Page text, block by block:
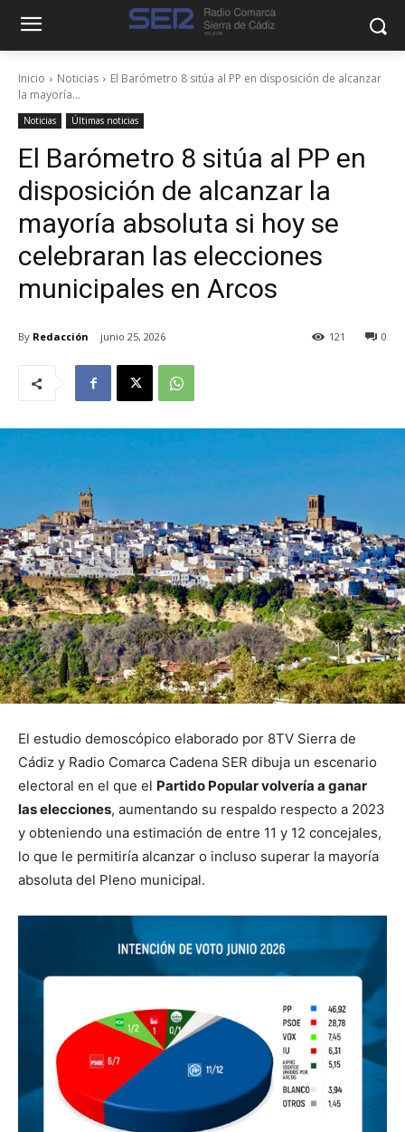
Inicio Noticias
El Barómetro 8 sitúa al PP en disposición de alcanzar
la mayoría...
Noticias Últimas noticias
El Barómetro 8 sitúa al PP en
disposición de alcanzar la
mayoría absoluta si hoy se
celebraran las elecciones
municipales en Arcos
By Redacción junio 25, 2026 0
121
El estudio demoscópico elaborado por 8TV Sierra de
Cádiz y Radio Comarca Cadena SER dibuja un escenario
electoral en el que el Partido Popular volvería a ganar
las elecciones, aumentando su respaldo respecto a 2023
y obteniendo una estimación de entre 11 y 12 concejales,
lo que le permitiría alcanzar o incluso superar la mayoría
absoluta del Pleno municipal.